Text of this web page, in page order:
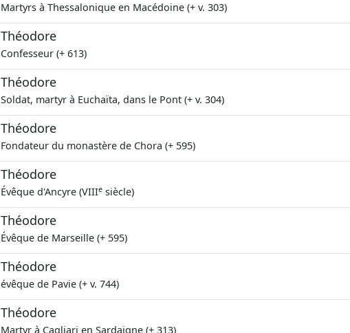
Martyrs à Thessalonique en Macédoine (+ v. 303)
Théodore
Confesseur (+ 613)
Théodore
Soldat, martyr à Euchaïta, dans le Pont (+ v. 304)
Théodore
Fondateur du monastère de Chora (+ 595)
Théodore
Évêque d'Ancyre (VIIIe siècle)
Théodore
Évêque de Marseille (+ 595)
Théodore
évêque de Pavie (+ v. 744)
Théodore
Martyr à Cagliari en Sardaigne (+ 313)